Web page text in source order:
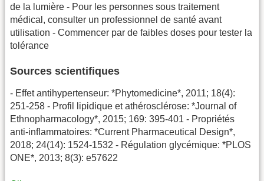
de la lumière - Pour les personnes sous traitement
médical, consulter un professionnel de santé avant
utilisation - Commencer par de faibles doses pour tester la
tolérance
Sources scientifiques
- Effet antihypertenseur: *Phytomedicine*, 2011; 18(4):
251-258 - Profil lipidique et athérosclérose: *Journal of
Ethnopharmacology*, 2015; 169: 395-401 - Propriétés
anti-inflammatoires: *Current Pharmaceutical Design*,
2018; 24(14): 1524-1532 - Régulation glycémique: *PLOS
ONE*, 2013; 8(3): e57622